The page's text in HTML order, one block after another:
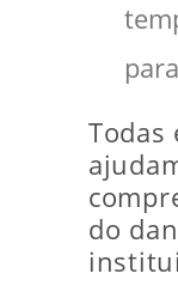
Todas
do